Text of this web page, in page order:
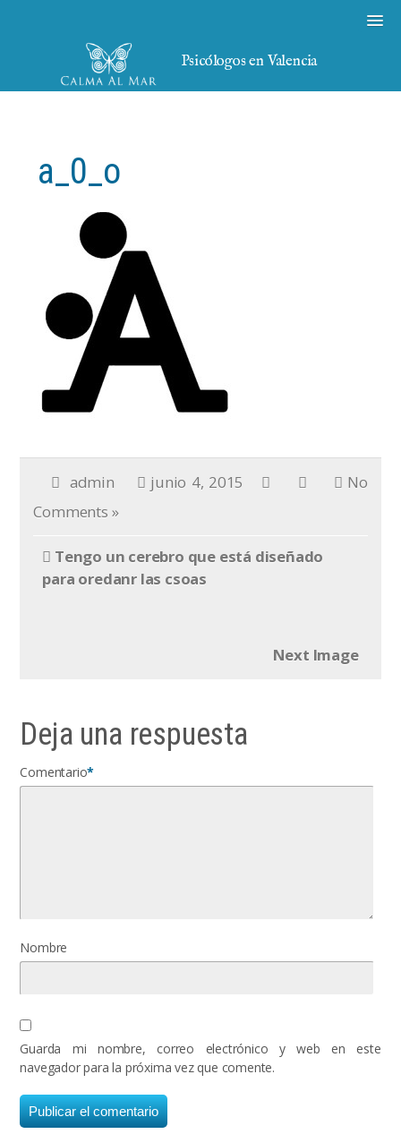
Psicólogos en Valencia
a_0_o
admin junio 4, 2015
No
Comments »
Tengo un cerebro que está diseñado
para oredanr las csoas
Next Image
Deja una respuesta
Comentario*
Nombre
Guarda mi nombre, correo electrónico y web en este
navegador para la próxima vez que comente.